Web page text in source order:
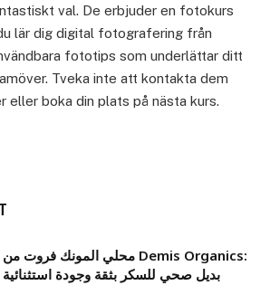
val. De erbjuder en fotokurs
lär dig digital fotografering från
fototips som underlättar ditt
Tveka inte att kontakta dem
eller boka din plats på nästa kurs.
محلي المونك فروت من Demis Organics:
بديل صحي للسكر بثقة وجودة استثنائية